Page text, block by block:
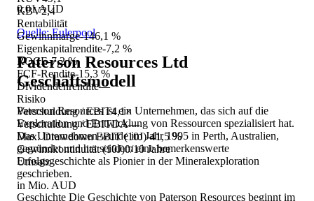
KBV2,4
Rentabilität
Gewinnmarge-146,1 %
Eigenkapitalrendite-7,2 %
ROCE-7,2 %
FCF-Rendite-15,3 %
Dividendenrendite—
Risiko
Verschuldung / EBIT4,1×
Verschuldung / EBITDA—
Max. Drawdown EBIT (10J)-41,5 %
Gewinnkontinuität (10J)0/10 Jahre
Umsatz
in Mio. AUD
0,01 AUD
Quelle: Eulerpool
Paterson Resources Ltd
Geschäftsmodell
Paterson Resources ist ein Unternehmen, das sich auf die
Exploration und Entwicklung von Ressourcen spezialisiert hat.
Das Unternehmen wurde im Jahr 1995 in Perth, Australien,
gegründet und hat seitdem eine bemerkenswerte
Erfolgsgeschichte als Pionier in der Mineralexploration
geschrieben.
Geschichte Die Geschichte von Paterson Resources beginnt im